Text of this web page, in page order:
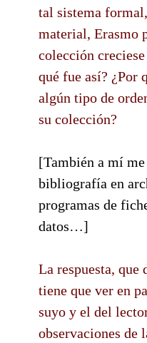
tal sistema
material, Erasmo
colección
qué fue así? ¿Por
algún tipo de
su colección?
[También a mí
bibliografía en
programas de
datos…]
La respuesta, que
tiene que ver en
suyo y el del
observaciones de